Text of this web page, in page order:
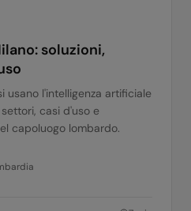
soluzioni,
usano l'intelligenza artificiale
casi d'uso e
capoluogo lombardo.